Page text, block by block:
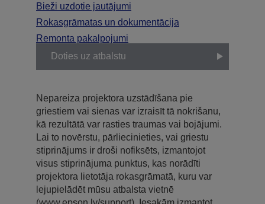
Bieži uzdotie jautājumi
Rokasgrāmatas un dokumentācija
Remonta pakalpojumi
Doties uz atbalstu
Nepareiza projektora uzstādīšana pie
griestiem vai sienas var izraisīt tā nokrišanu,
kā rezultātā var rasties traumas vai bojājumi.
Lai to novērstu, pārliecinieties, vai griestu
stiprinājums ir droši nofiksēts, izmantojot
visus stiprinājuma punktus, kas norādīti
projektora lietotāja rokasgrāmatā, kuru var
lejupielādēt mūsu atbalsta vietnē